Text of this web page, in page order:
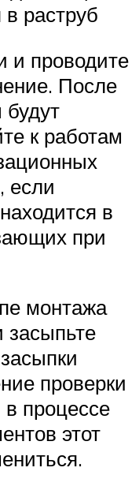
раструб
и проводите
После
будут
к работам
если
в
при
монтажа
проверки
процессе
этот